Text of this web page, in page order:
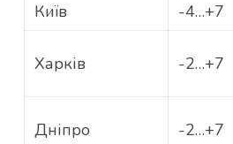
Київ -4…+7
Харків -2…+7
Дніпро -2…+7